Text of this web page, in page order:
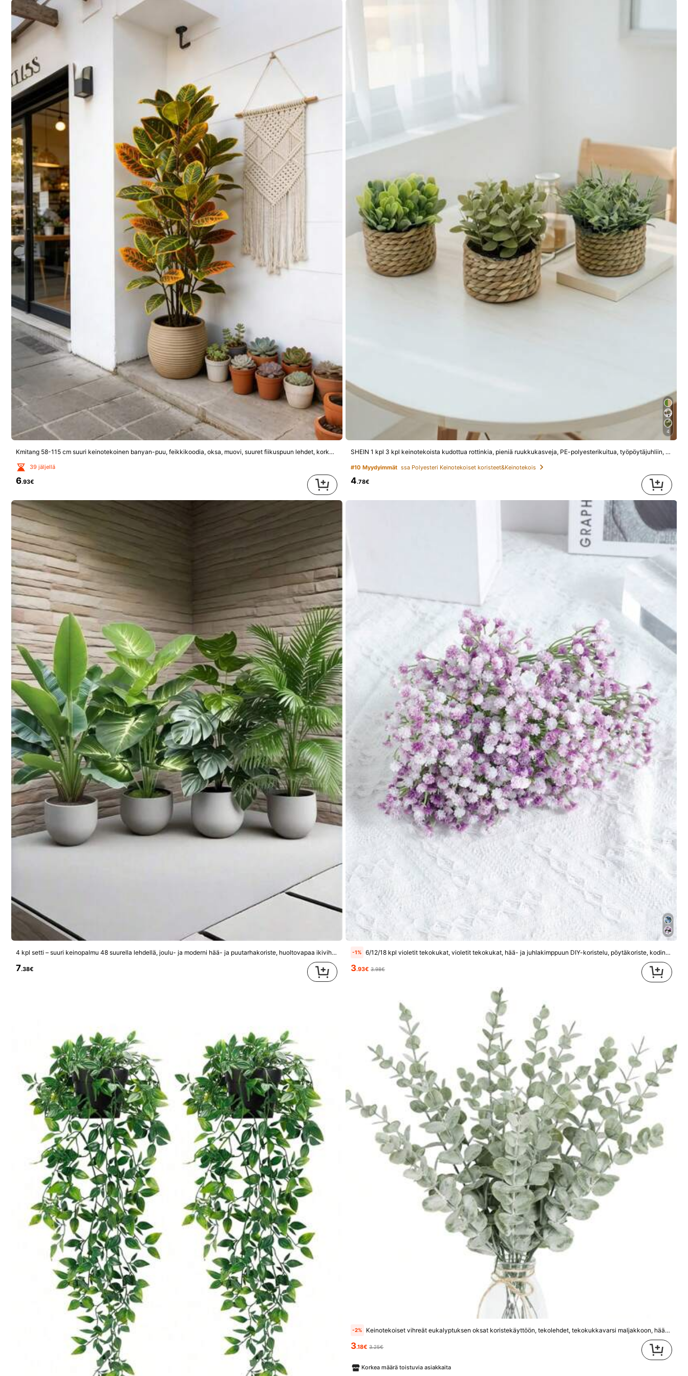
Tummanvihreä 40 cm - 10 kpl 1 rulla vihreää teippiä
Toimitus kohteeseen
Ilmainen toimitus
Arv. toimitus:
30 päivän ajan ilmainen palautus
Turvalliset maksut · Yksityisyyden suoja
Myyjä: YWzhonglu & Toimittaja: SHEIN
Myyjän tiedot ja velvollisuudet
Ilmoittaaksesi tästä myyjästä ja/tai tuotteesta
Tuotetiedot
Rauta
Turvallisuustiedot ja yhteystiedot
4.80 (5) Näytä lisää
M***o Väri: Vihreä / Koko: Tummanvihreä 40 cm - 50 kpl
Hyödyllinen (0)
m***9
Thisgreen200psc - 40 cmisthesuperandcool,anddelivery sofast Recomended
Hyödyllinen
M***o Väri: Vihreä / Koko: 1 rulla vihreää teippiä
It’snotsticky tapeasIthoughtitwouldbe😅it’sjustnormalpaper
Hyödyllinen (0)
Väri: Vihreä / Koko: Tummanvihreä 30 cm - 200 kpl
Hyödyllinen (0)
4.86
1K Seuraajat
1K Seuraajat
1K Seuraajat
Seuraa Kaikki tuotteet
Voit Pitää Myös
Suosittele Työkalut ja kodinparannus Kodintekstiilit Kauneus ja terveys Matkapuhelimet ja tarvikkeet Toimisto- ja koulutarvikkeet
Kmitang 58-115 cm suuri keinotekoinen banyan-puu, feikkikoodia, oksa, muovi, suuret fiikuspuun lehdet, korkea viuluviikunakasvi, realistiset croton-lehdet, keinotekoinen tammipuu kotipuutarhaan, sisä- ja ulkokäyttöön, sisustukseen ilman ruukkua, 1 kpl
39 jäljellä
6.93€
4 kpl setti – suuri keinopalmu 48 suurella lehdellä, joulu- ja moderni hää- ja puutarhakoriste, huoltovapaa ikivihreä onnenpuu, keinokasvi kaikkiin vuodenaikoihin, ruukkuinen joulukuusi kiitospäivään, halloweeniin ja muihin juhliin, tupahaislahja
7.38€
4
SHEIN 1 kpl 3 kpl keinotekoista kudottua rottinkia, pieniä ruukkukasveja, PE-polyesterikuitua, työpöytäjuhliin, keittiöön, puutarhan sisustukseen, joululahjaksi, kodinsisustukseen, takaisin kouluun, huoneen sisustus, koulutarvikkeet
#10 Myydyimmät ssa Polyesteri Keinotekoiset koristeet&Keinotekois
4.78€
-1% 6/12/18 kpl violetit tekokukat, violetit tekokukat, hää- ja juhlakimppuun DIY-koristelu, pöytäkoriste, kodin sisustus (maljako ei sisälly), ystävänpäivä, syntymäpäivälahja, valmistujaislahja, keinokasvit
3.93€ 3.98€
-2% Keinotekoiset vihreät eukalyptuksen oksat koristekäyttöön, tekolehdet, tekokukkavarsi maljakkoon, hääkimppuun ja kotiin – avaamisen jälkeen voi esiintyä lievää hajua, jätä tuuletettuun tilaan muutamaksi päiväksi ennen käyttöä
3.18€ 3.25€
Korkea määrä toistuvia asiakkaita